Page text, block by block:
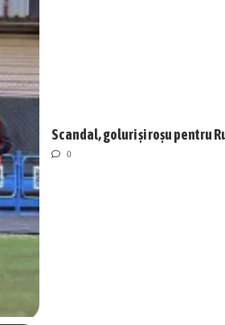
Scandal, goluri și roșu pentru
0